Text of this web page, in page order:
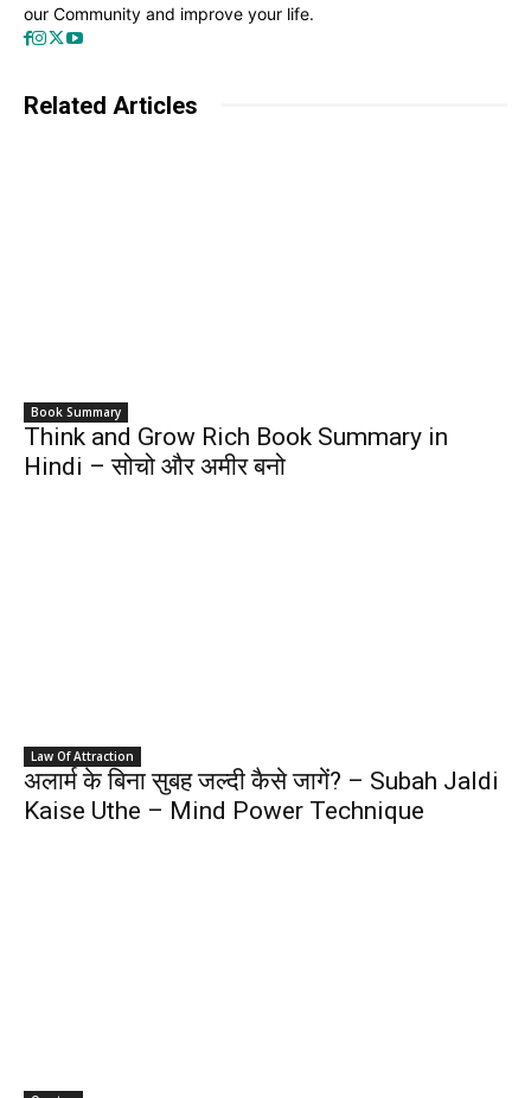
our Community and improve your life.
Related Articles
Book Summary
Think and Grow Rich Book Summary in
Hindi – सोचो और अमीर बनो
Law Of Attraction
अलार्म के बिना सुबह जल्दी कैसे जागें? – Subah Jaldi
Kaise Uthe – Mind Power Technique